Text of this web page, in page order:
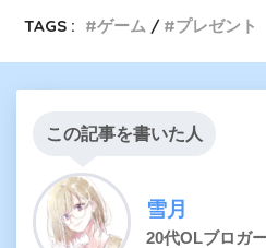
TAGS :
ゲーム プレゼント
この記事を書いた人
雪月
20代OLブロガ